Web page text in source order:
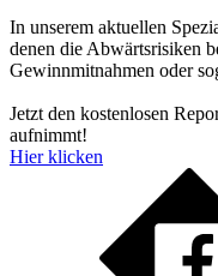
In unserem aktuellen
denen die Abwärtsrisiken
Gewinnmitnahmen oder
Jetzt den kostenlosen
aufnimmt!
Hier klicken